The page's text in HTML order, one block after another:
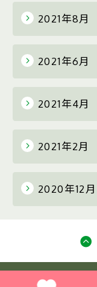
2021年8月
2021年6月
2021年4月
2021年2月
2020年12月